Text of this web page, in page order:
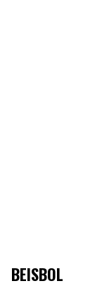
BEISBOL